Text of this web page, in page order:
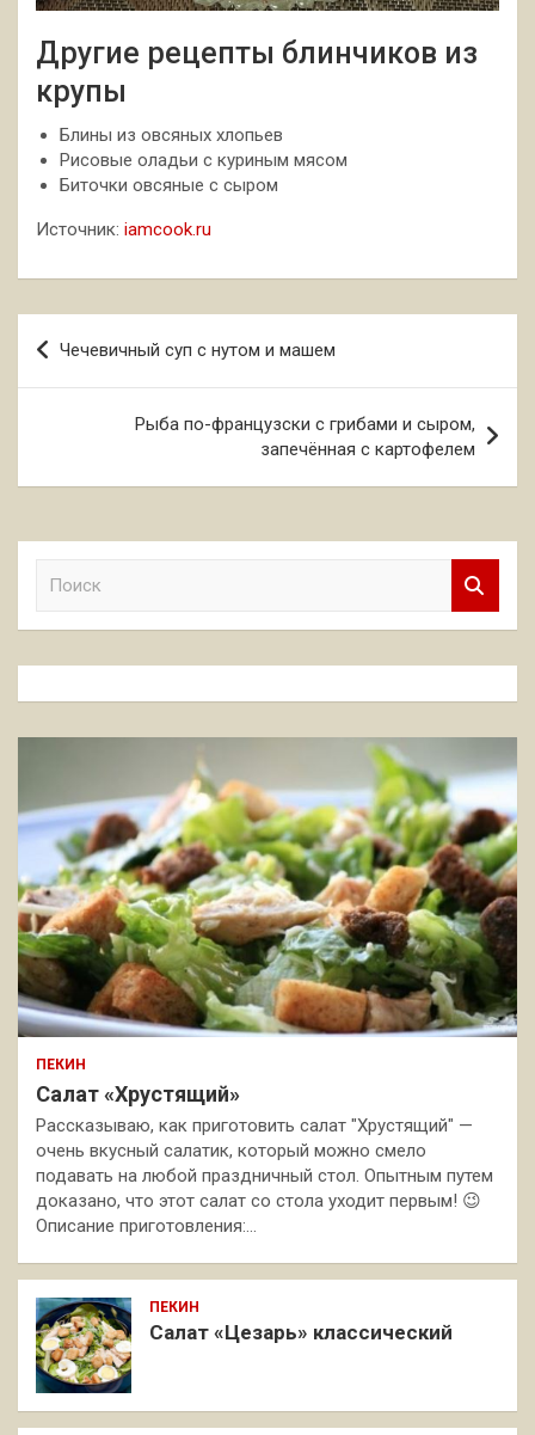
Другие рецепты блинчиков из
крупы
Блины из овсяных хлопьев
Рисовые оладьи с куриным мясом
Биточки овсяные с сыром
Источник: iamcook.ru
Навигация
по
записям
Чечевичный суп с нутом и машем
Рыба по-французски с грибами и сыром,
запечённая с картофелем
к
ПЕКИН
Салат «Хрустящий»
Рассказываю, как приготовить салат "Хрустящий" —
очень вкусный салатик, который можно смело
подавать на любой праздничный стол. Опытным путем
доказано, что этот салат со стола уходит первым! 😉
Описание приготовления:…
ПЕКИН
Салат «Цезарь» классический